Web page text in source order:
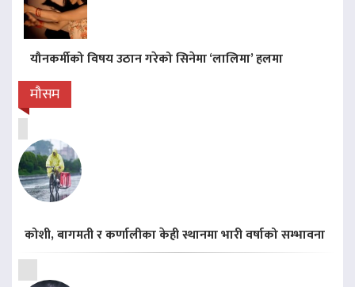
यौनकर्मीको विषय उठान गरेको सिनेमा ‘लालिमा’ हलमा
मौसम
कोशी, बागमती र कर्णालीका केही स्थानमा भारी वर्षाको सम्भावना